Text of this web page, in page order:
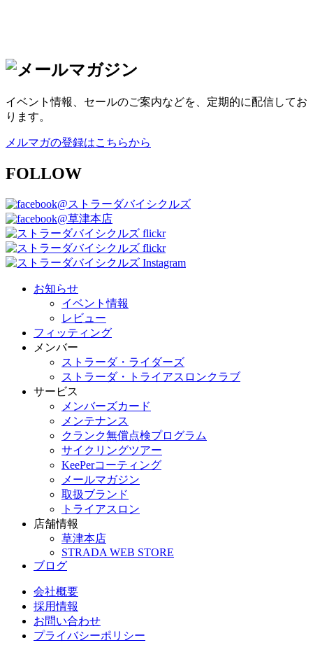
イベント情報、セールのご案内などを、定期的に配信してお
ります。
メルマガの登録はこちらから
FOLLOW
@ストラーダバイシクルズ
@草津本店
お知らせ
イベント情報
レビュー
フィッティング
メンバー
ストラーダ・ライダーズ
ストラーダ・トライアスロンクラブ
サービス
メンバーズカード
メンテナンス
クランク無償点検プログラム
サイクリングツアー
KeePerコーティング
メールマガジン
取扱ブランド
トライアスロン
店舗情報
草津本店
STRADA WEB STORE
ブログ
会社概要
採用情報
お問い合わせ
プライバシーポリシー